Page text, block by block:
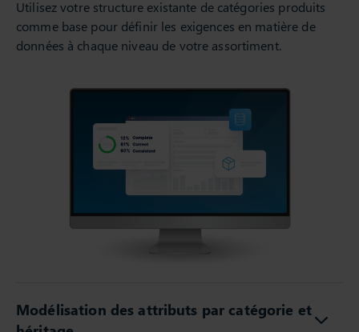
Utilisez votre structure existante de catégories produits
comme base pour définir les exigences en matière de
données à chaque niveau de votre assortiment.
Modélisation des attributs par catégorie et